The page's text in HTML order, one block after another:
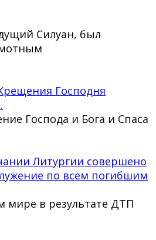
Силуан, был
Господня
Господа и Бога и Спаса
Литургии совершено
по всем погибшим
мире в результате ДТП